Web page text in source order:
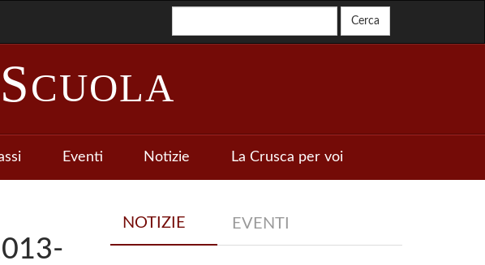
SCUOLA
Eventi Notizie La Crusca per voi
NOTIZIE EVENTI